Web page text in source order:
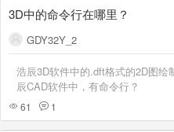
3D中的命令行在哪里？
GDY32Y_2
浩辰3D软件中的.dft格式的2D图
辰CAD软件中，有命令行？
61 1